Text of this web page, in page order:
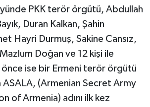
PKK terör örgütü, Abdullah
Duran Kalkan, Şahin
Hayri Durmuş, Sakine Cansız,
Mazlum Doğan ve 12 kişi ile
önce ise bir Ermeni terör örgütü
ASALA, (Armenian Secret Army
of Armenia) adını ilk kez